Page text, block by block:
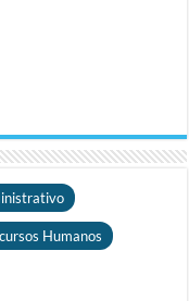
Humanos